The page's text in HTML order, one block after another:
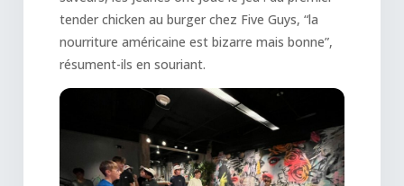
tender chicken au burger chez Five Guys, “la
nourriture américaine est bizarre mais bonne”,
résument-ils en souriant.